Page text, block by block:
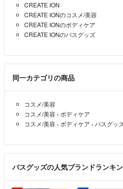
CREATE ION
CREATE IONのコスメ/美容
CREATE IONのボディケア
CREATE IONのバスグッズ
同一カテゴリの商品
コスメ/美容
コスメ/美容 › ボディケア
コスメ/美容 › ボディケア › バスグッ
バスグッズの人気ブランドランキ